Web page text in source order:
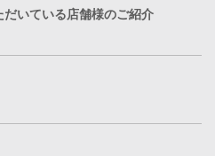
いている店舗様のご紹介